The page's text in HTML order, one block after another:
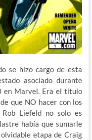
se hizo cargo de esta
asociado durante
en Marvel. Era el titulo
que NO hacer con los
Liefeld no solo es
había que sumarle
etapa de Craig